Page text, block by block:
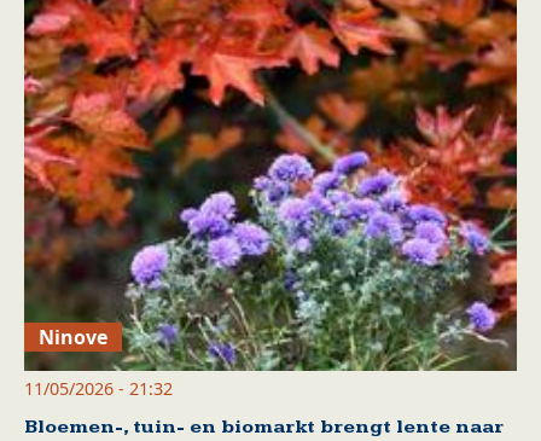
Ninove
11/05/2026 - 21:32
Bloemen-, tuin- en biomarkt brengt lente naar